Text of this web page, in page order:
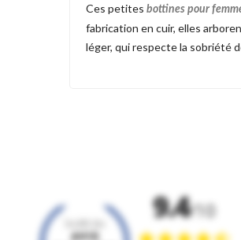
Ces petites bottines pour
fabrication en cuir, elles
léger, qui respecte la sobriété